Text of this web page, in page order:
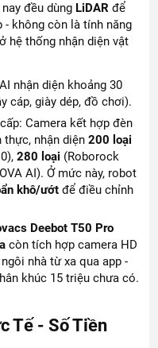
đều dùng LiDAR để
- không còn là tính năng
hệ thống nhận diện vật
nhận diện khoảng 30
cáp, giày dép, đồ chơi).
Camera kết hợp đèn
thực, nhận diện200 loại
280 loại (Roborock
AI). Ở mức này, robot
khô/ướt để điều chỉnh
Deebot T50 Pro
còn tích hợp camera HD
nhà từ xa qua app -
khúc 15 triệu chưa có.
Tế - Số Tiền